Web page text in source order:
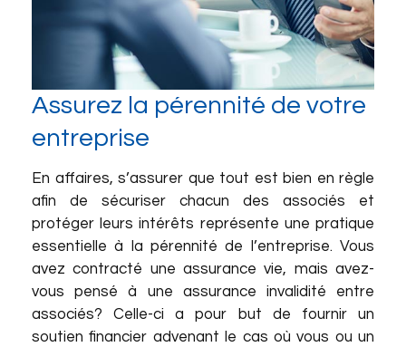
Assurez la pérennité de votre
entreprise
En affaires, s’assurer que tout est bien en règle
afin de sécuriser chacun des associés et
protéger leurs intérêts représente une pratique
essentielle à la pérennité de l’entreprise. Vous
avez contracté une assurance vie, mais avez-
vous pensé à une assurance invalidité entre
associés? Celle-ci a pour but de fournir un
soutien financier advenant le cas où vous ou un